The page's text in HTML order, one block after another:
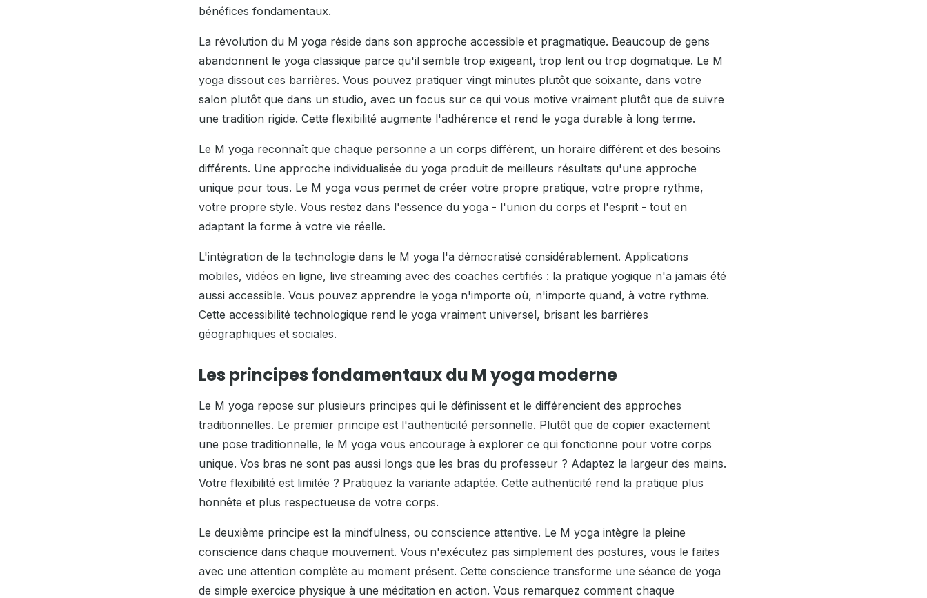
bénéfices fondamentaux.
La révolution du M yoga réside dans son approche accessible et pragmatique. Beaucoup de gens
abandonnent le yoga classique parce qu'il semble trop exigeant, trop lent ou trop dogmatique. Le M
yoga dissout ces barrières. Vous pouvez pratiquer vingt minutes plutôt que soixante, dans votre
salon plutôt que dans un studio, avec un focus sur ce qui vous motive vraiment plutôt que de suivre
une tradition rigide. Cette flexibilité augmente l'adhérence et rend le yoga durable à long terme.
Le M yoga reconnaît que chaque personne a un corps différent, un horaire différent et des besoins
différents. Une approche individualisée du yoga produit de meilleurs résultats qu'une approche
unique pour tous. Le M yoga vous permet de créer votre propre pratique, votre propre rythme,
votre propre style. Vous restez dans l'essence du yoga - l'union du corps et l'esprit - tout en
adaptant la forme à votre vie réelle.
L'intégration de la technologie dans le M yoga l'a démocratisé considérablement. Applications
mobiles, vidéos en ligne, live streaming avec des coaches certifiés : la pratique yogique n'a jamais été
aussi accessible. Vous pouvez apprendre le yoga n'importe où, n'importe quand, à votre rythme.
Cette accessibilité technologique rend le yoga vraiment universel, brisant les barrières
géographiques et sociales.
Les principes fondamentaux du M yoga moderne
Le M yoga repose sur plusieurs principes qui le définissent et le différencient des approches
traditionnelles. Le premier principe est l'authenticité personnelle. Plutôt que de copier exactement
une pose traditionnelle, le M yoga vous encourage à explorer ce qui fonctionne pour votre corps
unique. Vos bras ne sont pas aussi longs que les bras du professeur ? Adaptez la largeur des mains.
Votre flexibilité est limitée ? Pratiquez la variante adaptée. Cette authenticité rend la pratique plus
honnête et plus respectueuse de votre corps.
Le deuxième principe est la mindfulness, ou conscience attentive. Le M yoga intègre la pleine
conscience dans chaque mouvement. Vous n'exécutez pas simplement des postures, vous le faites
avec une attention complète au moment présent. Cette conscience transforme une séance de yoga
de simple exercice physique à une méditation en action. Vous remarquez comment chaque